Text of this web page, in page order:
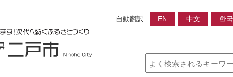
自動翻訳 EN 中文 한국